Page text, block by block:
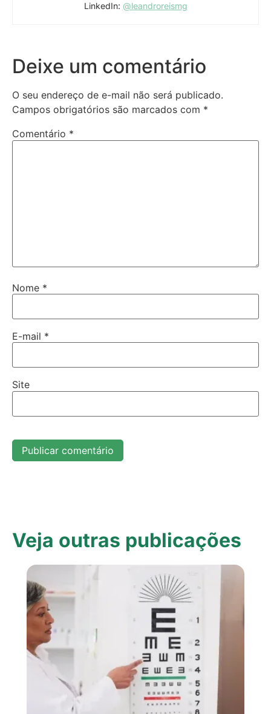
LinkedIn: @leandroreismg
Deixe um comentário
O seu endereço de e-mail não será publicado.
Campos obrigatórios são marcados com *
Comentário *
Nome *
E-mail *
Site
Veja outras publicações